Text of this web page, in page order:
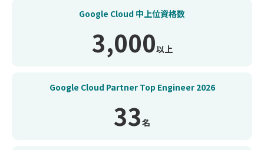
Google Cloud 中上位資格数
3,000以上
Google Cloud Partner Top Engineer 2026
33名